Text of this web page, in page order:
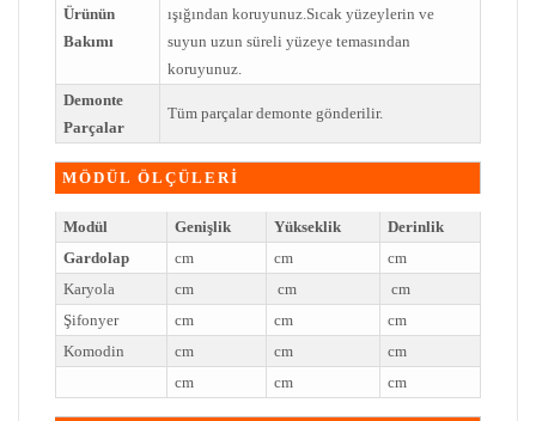
Ürünün
Bakımı
ışığından koruyunuz.Sıcak yüzeylerin ve
suyun uzun süreli yüzeye temasından
koruyunuz.
Demonte
Parçalar
Tüm parçalar demonte gönderilir.
MÖDÜL ÖLÇÜLERİ
Modül Genişlik Yükseklik
Derinlik
Gardolap
cm cm
cm
Karyola
cm cm
cm
Şifonyer
cm cm
cm
Komodin
cm cm
cm
cm
cm cm